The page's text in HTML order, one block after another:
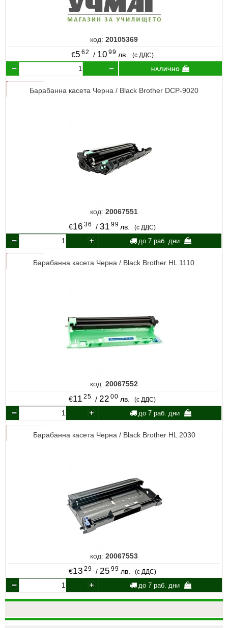
код: 20105369
€5 62 / 10 99 лв. (с ДДС)
налично
Барабанна касета Черна / Black Brother DCP-9020
код: 20067551
€16 36 / 31 99 лв. (с ДДС)
до 7 раб. дни
Барабанна касета Черна / Black Brother HL 1110
код: 20067552
€11 25 / 22 00 лв. (с ДДС)
до 7 раб. дни
Барабанна касета Черна / Black Brother HL 2030
код: 20067553
€13 29 / 25 99 лв. (с ДДС)
до 7 раб. дни